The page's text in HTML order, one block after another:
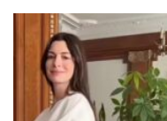
“tiene un
cómo
mentiras de
a difamar”.